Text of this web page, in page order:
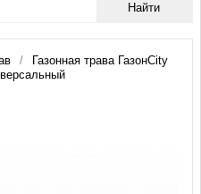
Газонная трава ГазонCity